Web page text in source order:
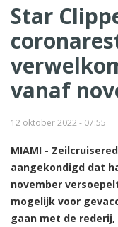
Star
vanaf
12 oktober 2022 - 07:55
MIAMI -
aangekondigd dat
november
mogelijk voor
gaan met de